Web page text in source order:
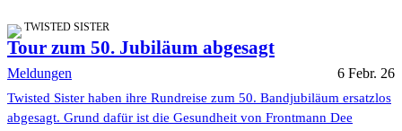
TWISTED SISTER
Tour zum 50. Jubiläum abgesagt
Meldungen 6 Febr. 26
Twisted Sister haben ihre Rundreise zum 50. Bandjubiläum ersatzlos
abgesagt. Grund dafür ist die Gesundheit von Frontmann Dee